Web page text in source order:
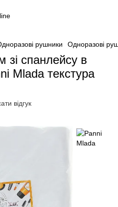
рушники Одноразові
зі спанлейсу в
Mlada текстура
відгук